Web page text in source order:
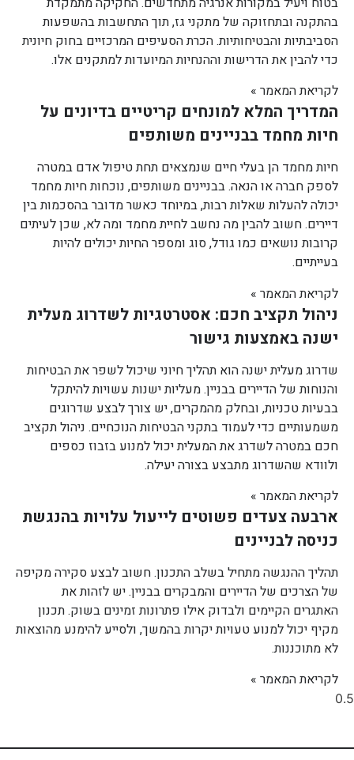
בהתקנה ובתחזוקה של מתקני גז, תוך התחשבות בהשפעות
הסביבתיות והבטיחותיות. הכרת הסעיפים המרכזיים בחוק חיונית
כדי להבין את הדרישות וההנחיות המיועדות למתקנים אלו.
לקריאת המאמר »
המדריך המלא למונחים קריטיים בדיונים על
חיות מחמד בבניינים משותפים
חיות מחמד הן בעלי חיים שנמצאים תחת טיפול אדם במטרה
לספק חברה או הנאה. בבניינים משותפים, נוכחות חיות מחמד
יכולה להעלות שאלות רבות, במיוחד כאשר מדובר בהסכמות בין
דיירים. חשוב להבין מה נחשב לחיית מחמד ומה לא, שכן לעיתים
קרובות נושאים כמו גודל, סוג ומספר החיות יכולים להיות
בעייתיים.
לקריאת המאמר »
ניהול תקציב חכם: אסטרטגיות לשדרוג מעלית
ישנה באמצעות גישור
שדרוג מעלית ישנה הוא תהליך חיוני שיכול לשפר את הבטיחות
והנוחות של הדיירים בבניין. מעליות ישנות עשויות להיתקל
בבעיות טכניות, ובחלק מהמקרים, יש צורך לבצע שדרוגים
משמעותיים כדי לעמוד בתקני הבטיחות הנוכחיים. ניהול תקציב
חכם במטרה לשדרג את המעלית יכול למנוע בזבוז כספים
ולוודא שהשדרוג מתבצע בצורה יעילה.
לקריאת המאמר »
ארבעה צעדים פשוטים לייעול עלויות בהנגשת
כניסה לבניינים
תהליך ההנגשה מתחיל בשלב התכנון. חשוב לבצע סקירה מקיפה
של הצרכים של הדיירים והמבקרים בבניין. יש לזהות את
האתגרים הקיימים ולבדוק אילו פתרונות זמינים בשוק. תכנון
מקיף יכול למנוע טעויות יקרות בהמשך, ולסייע להימנע מהוצאות
לא מתוכננות.
לקריאת המאמר »